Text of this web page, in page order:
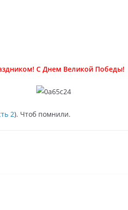
С Днем Великой Победы!
2). Чтоб помнили.